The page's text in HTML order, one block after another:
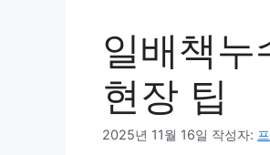
일배책누
현장 팁
2025년 11월 16일 작성자: